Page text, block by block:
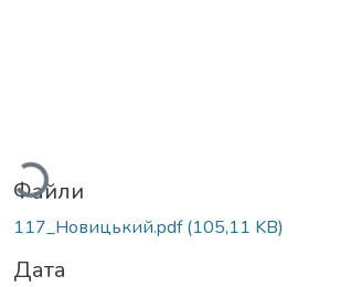
Файли
117_Новицький.pdf(105,11 KB)
Дата